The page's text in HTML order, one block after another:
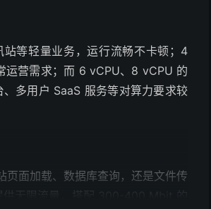
等轻量业务，运行流畅不卡顿；4
运营需求；而 6 vCPU、8 vCPU 的
多用户 SaaS 服务等对算力要求较
面加载、数据库查询，还是文件传